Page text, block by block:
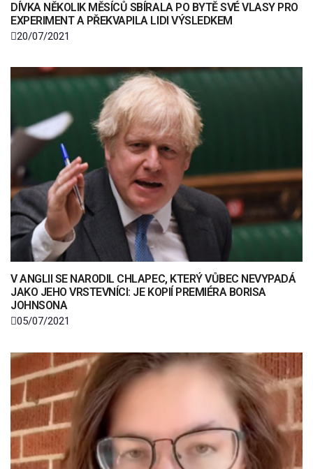
DÍVKA NĚKOLIK MĚSÍCŮ SBÍRALA PO BYTĚ SVÉ VLASY PRO
EXPERIMENT A PŘEKVAPILA LIDI VÝSLEDKEM
20/07/2021
V ANGLII SE NARODIL CHLAPEC, KTERÝ VŮBEC NEVYPADÁ
JAKO JEHO VRSTEVNÍCI: JE KOPIÍ PREMIÉRA BORISA
JOHNSONA
05/07/2021